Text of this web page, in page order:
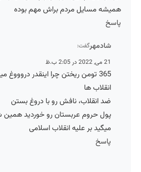
همیشه مسایل مردم براش مهم بوده
پاسخ
شادمهرگفت:
21 می, 2022 در 2:05 ب.ظ
365 تومن ریختن چرا اینقدر
انقلاب ها
ضد انقلاب، نافش رو با دروغ بستن
پول حروم عربستان رو خوردید
میگید بر علیه انقلاب اسلامی
پاسخ